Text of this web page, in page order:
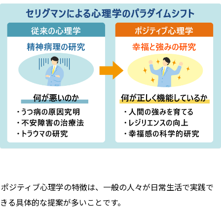
ポジティブ心理学の特徴は、一般の人々が日常生活で実践で
きる具体的な提案が多いことです。